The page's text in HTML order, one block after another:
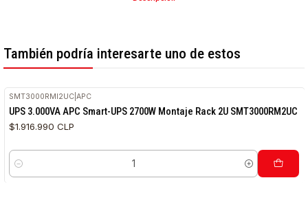
También podría interesarte uno de estos
SMT3000RMI2UC |APC
UPS 3.000VA APC Smart-UPS 2700W Montaje Rack 2U SMT3000RM2UC
$1.916.990 CLP
Cantidad